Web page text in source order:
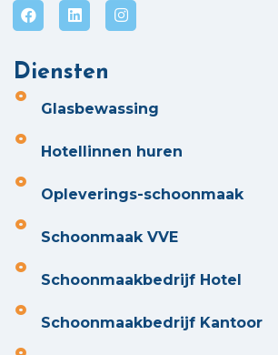
Diensten
Glasbewassing
Hotellinnen huren
Opleverings-schoonmaak
Schoonmaak VVE
Schoonmaakbedrijf Hotel
Schoonmaakbedrijf Kantoor